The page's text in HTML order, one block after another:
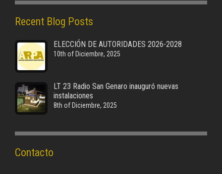
Recent Blog Posts
ELECCIÓN DE AUTORIDADES 2026-2028
10th of Diciembre, 2025
LT 23 Radio San Genaro inauguró nuevas
instalaciones
8th of Diciembre, 2025
Contacto